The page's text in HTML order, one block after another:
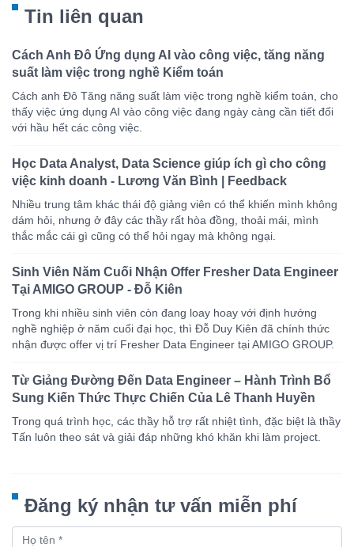
Tin liên quan
Cách Anh Đô Ứng dụng AI vào công việc, tăng năng
suất làm việc trong nghề Kiểm toán
Cách anh Đô Tăng năng suất làm việc trong nghề kiểm toán, cho
thấy việc ứng dụng AI vào công việc đang ngày càng cần tiết đối
với hầu hết các công việc.
Học Data Analyst, Data Science giúp ích gì cho công
việc kinh doanh - Lương Văn Bình | Feedback
Nhiều trung tâm khác thái độ giảng viên có thể khiến mình không
dám hỏi, nhưng ở đây các thầy rất hòa đồng, thoải mái, mình
thắc mắc cái gì cũng có thể hỏi ngay mà không ngại.
Sinh Viên Năm Cuối Nhận Offer Fresher Data Engineer
Tại AMIGO GROUP - Đỗ Kiên
Trong khi nhiều sinh viên còn đang loay hoay với định hướng
nghề nghiệp ở năm cuối đại học, thì Đỗ Duy Kiên đã chính thức
nhận được offer vị trí Fresher Data Engineer tại AMIGO GROUP.
Từ Giảng Đường Đến Data Engineer – Hành Trình Bổ
Sung Kiến Thức Thực Chiến Của Lê Thanh Huyền
Trong quá trình học, các thầy hỗ trợ rất nhiệt tình, đặc biệt là thầy
Tấn luôn theo sát và giải đáp những khó khăn khi làm project.
Đăng ký nhận tư vấn miễn phí